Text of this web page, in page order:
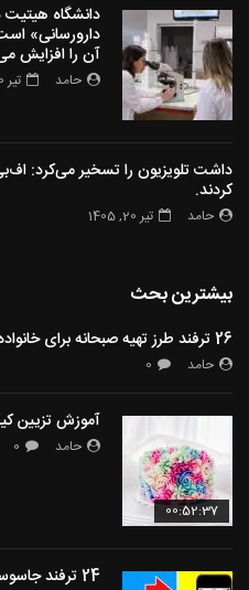
دانشگاه
دارورسانی»
آن را افزایش
حامد تیر 20, 1405
داشت تلویزیون را تسخیر می‌کرد:
کردند.
حامد تیر 20, 1405
بیشترین بحث
26 ترفند طرز تهیه صبحانه برای خانواده
حامد 0
00:52:37
آموزش تزیین کیک با 11
حامد 0
24 ترفند جاسوسی که هر دختری باید بداند